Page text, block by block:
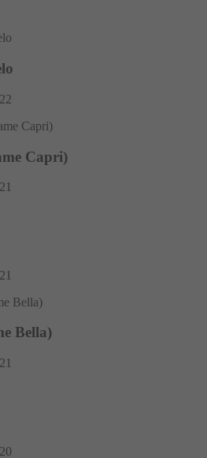
Capri)
Bella)